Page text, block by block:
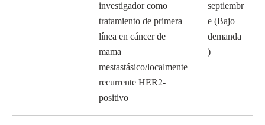
investigador como
tratamiento de primera
línea en cáncer de
mama
mestastásico/localmente
recurrente HER2-
positivo
septiembr
e (Bajo
demanda
)